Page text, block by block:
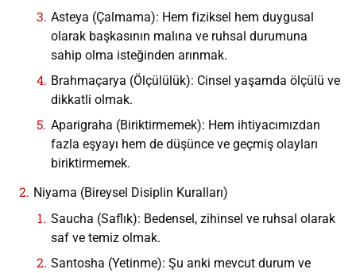
Asteya (Çalmama): Hem fiziksel hem duygusal
olarak başkasının malına ve ruhsal durumuna
sahip olma isteğinden arınmak.
Brahmaçarya (Ölçülülük): Cinsel yaşamda ölçülü ve
dikkatli olmak.
Aparigraha (Biriktirmemek): Hem ihtiyacımızdan
fazla eşyayı hem de düşünce ve geçmiş olayları
biriktirmemek.
Niyama (Bireysel Disiplin Kuralları)
Saucha (Saflık): Bedensel, zihinsel ve ruhsal olarak
saf ve temiz olmak.
Santosha (Yetinme): Şu anki mevcut durum ve